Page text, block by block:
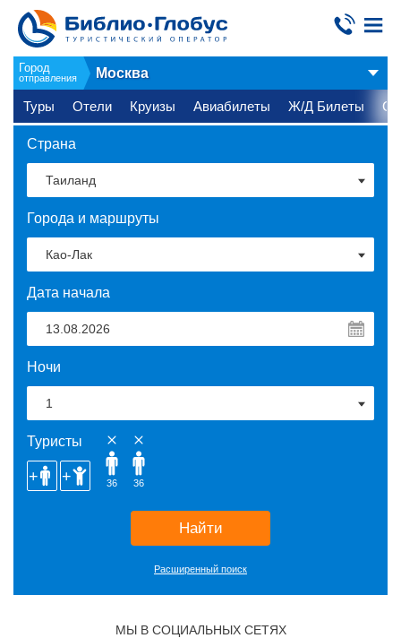
Город
отправления Москва
Туры Отели Круизы Авиабилеты Ж/Д Билеты
Страна
Города и маршруты
Дата начала
Ночи
Туристы
36 36
Найти
Расширенный поиск
МЫ В СОЦИАЛЬНЫХ СЕТЯХ